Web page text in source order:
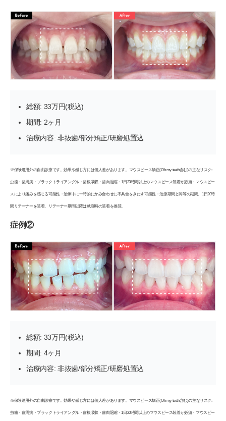
総額: 33万円(税込)
期間: 2ヶ月
治療内容: 非抜歯/部分矯正/研磨処置込
※保険適用外の自由診療です。効果や感じ方には個人差があります。マウスピース矯正(Oh my teeth含む)の主なリスク:
虫歯・歯周病・ブラックトライアングル・歯根吸収・歯肉退縮・1日20時間以上のマウスピース装着が必須・マウスピー
スにより痛みを感じる可能性・治療中に一時的にかみ合わせに不具合をきたす可能性・治療期間と同等の期間、1日20時
間リテーナーを装着、リテーナー期間以降は就寝時の装着を推奨。
症例②
総額: 33万円(税込)
期間: 4ヶ月
治療内容: 非抜歯/部分矯正/研磨処置込
※保険適用外の自由診療です。効果や感じ方には個人差があります。マウスピース矯正(Oh my teeth含む)の主なリスク:
虫歯・歯周病・ブラックトライアングル・歯根吸収・歯肉退縮・1日20時間以上のマウスピース装着が必須・マウスピー